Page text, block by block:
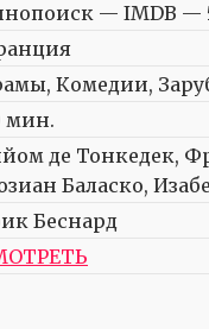
— IMDB —
Комедии,
мин.
де Тонкедек,
Баласко,
Беснард